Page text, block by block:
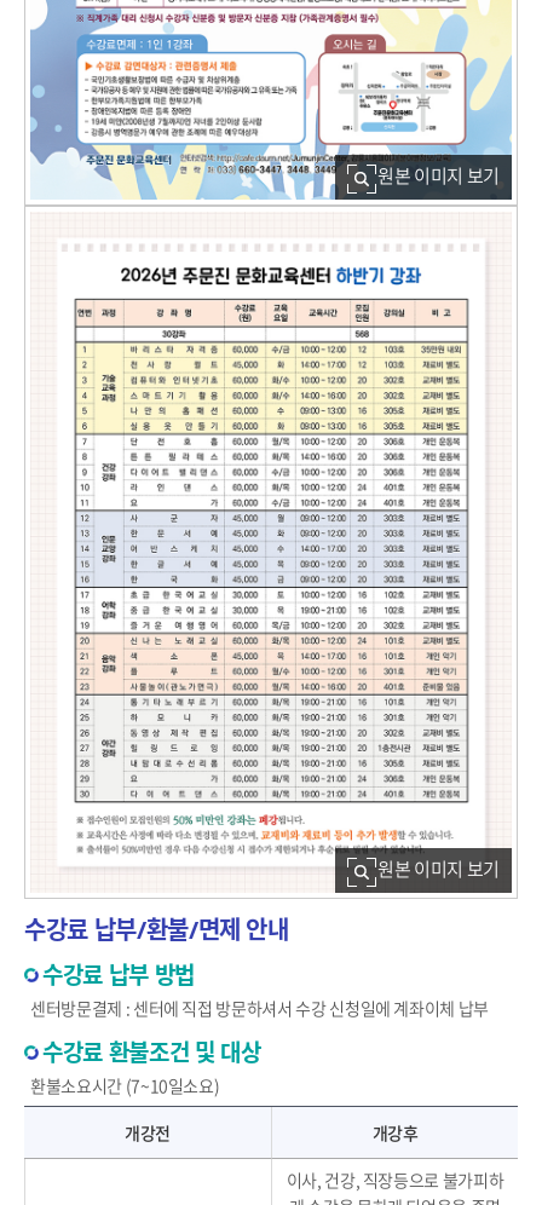
원본 이미지 보기
원본 이미지 보기
수강료 납부/환불/면제 안내
수강료 납부 방법
센터방문결제 : 센터에 직접 방문하셔서 수강 신청일에 계좌이체 납부
수강료 환불조건 및 대상
환불소요시간 (7~10일소요)
개강전 개강후
이사, 건강, 직장등으로 불가피하